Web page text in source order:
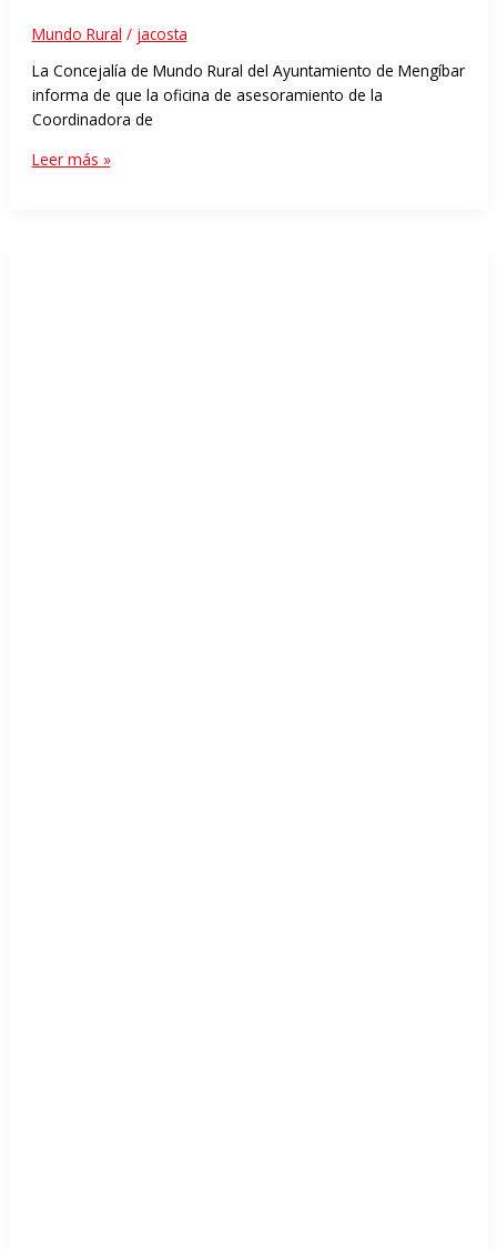
Mundo Rural / jacosta
La Concejalía de Mundo Rural del Ayuntamiento de Mengíbar
informa de que la oficina de asesoramiento de la
Coordinadora de
Leer más »